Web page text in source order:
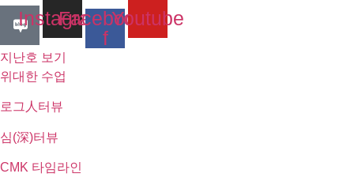
Instagram
Facebook-
f
Youtube
지난호 보기
위대한 수업
로그人터뷰
심(深)터뷰
CMK 타임라인